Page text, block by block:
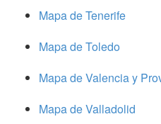
Mapa de Tenerife
Mapa de Toledo
Mapa de Valencia y
Mapa de Valladolid